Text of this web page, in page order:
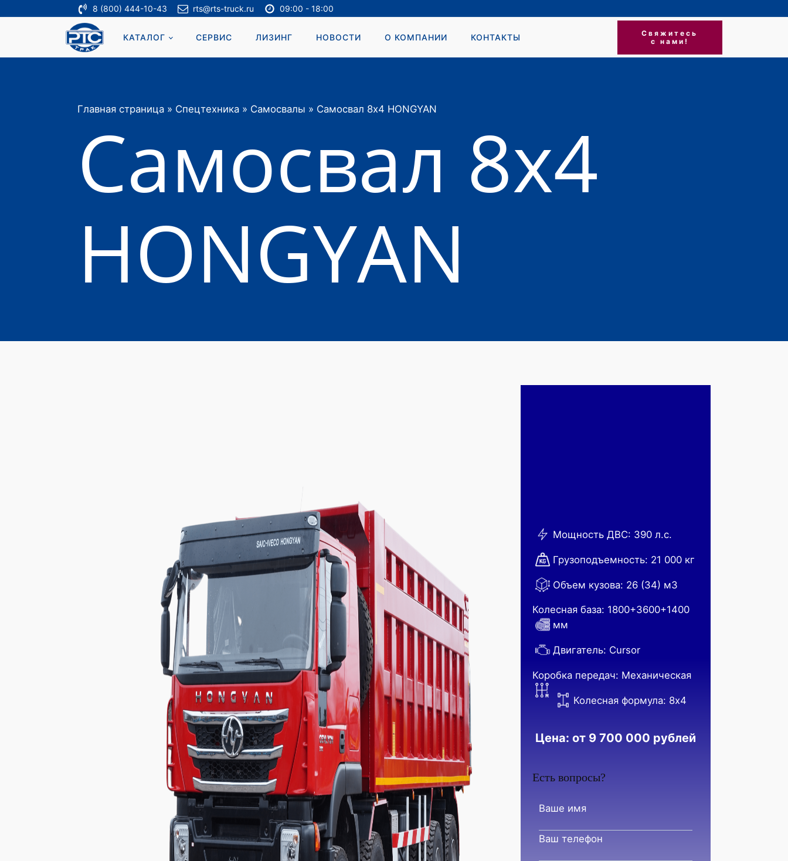
8 (800) 444-10-43 rts@rts-truck.ru 09:00 - 18:00
КАТАЛОГ СЕРВИС ЛИЗИНГ НОВОСТИ О КОМПАНИИ КОНТАКТЫ
Свяжитесь
с нами!
Главная страница » Спецтехника » Самосвалы » Самосвал 8х4 HONGYAN
Самосвал 8х4
HONGYAN
Мощность ДВС: 390 л.с.
Грузоподъемность: 21 000 кг
Объем кузова: 26 (34) м3
Колесная база: 1800+3600+1400
мм
Двигатель: Cursor
Коробка передач: Механическая
Колесная формула: 8х4
Цена: от 9 700 000 рублей
Есть вопросы?
Ваше имя
Ваш телефон